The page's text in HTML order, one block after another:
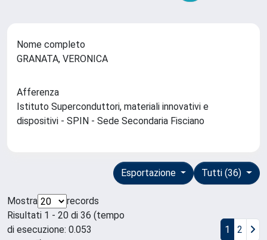
Nome completo
GRANATA, VERONICA
Afferenza
Istituto Superconduttori, materiali innovativi e
dispositivi - SPIN - Sede Secondaria Fisciano
Tutti (36)
Esportazione
Mostra
records
Risultati 1 - 20 di 36 (tempo
di esecuzione: 0.053
1 2